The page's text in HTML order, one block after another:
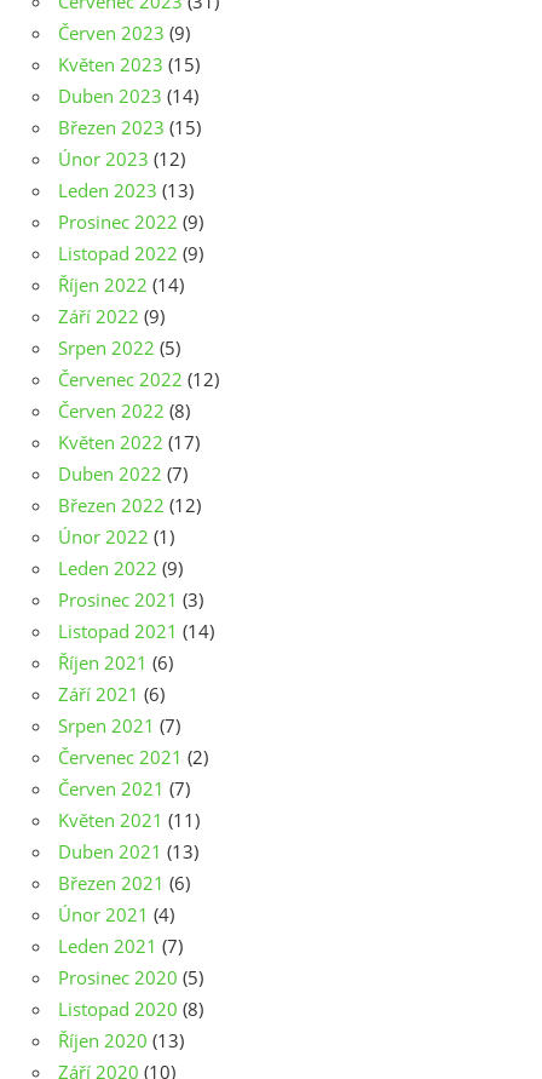
Červen 2023 (9)
Květen 2023 (15)
Duben 2023 (14)
Březen 2023 (15)
Únor 2023 (12)
Leden 2023 (13)
Prosinec 2022 (9)
Listopad 2022 (9)
Říjen 2022 (14)
Září 2022 (9)
Srpen 2022 (5)
Červenec 2022 (12)
Červen 2022 (8)
Květen 2022 (17)
Duben 2022 (7)
Březen 2022 (12)
Únor 2022 (1)
Leden 2022 (9)
Prosinec 2021 (3)
Listopad 2021 (14)
Říjen 2021 (6)
Září 2021 (6)
Srpen 2021 (7)
Červenec 2021 (2)
Červen 2021 (7)
Květen 2021 (11)
Duben 2021 (13)
Březen 2021 (6)
Únor 2021 (4)
Leden 2021 (7)
Prosinec 2020 (5)
Listopad 2020 (8)
Říjen 2020 (13)
Září 2020 (10)